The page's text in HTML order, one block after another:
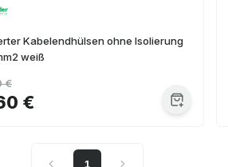
Kabelendhülsen ohne Isolierung
weiß
€
€
1